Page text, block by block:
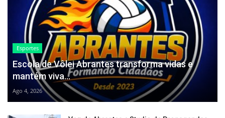
Esportes
Escola de Vôlei Abrantes transforma vidas e
mantém viva...
Ago 4, 2026